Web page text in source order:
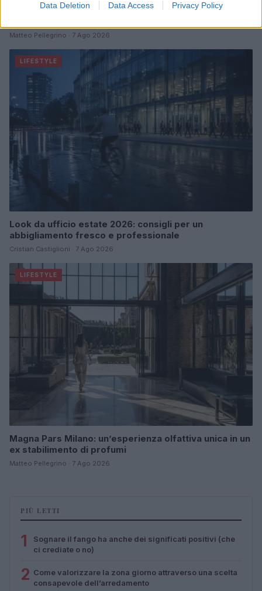
Data Deletion Data Access Privacy Policy
Le nuove Havaianas Kitten Heel debuttano a
Matteo Pellegrino · 7 Ago 2026
LIFESTYLE
Look da ufficio estate 2026: consigli per un
abbigliamento fresco e professionale
Cristian Castiglioni · 7 Ago 2026
LIFESTYLE
Magna Pars Milano: un’esperienza olfattiva unica in un
ex stabilimento di profumi
Matteo Pellegrino · 7 Ago 2026
PIÙ LETTI
1
Sognare il fango ha anche dei significati positivi (che
ci crediate o no)
2 Come valorizzare la zona giorno attraverso una scelta
consapevole dell’arredamento